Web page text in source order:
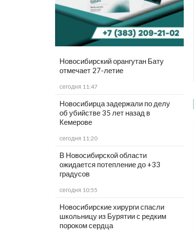
Новосибирский орангутан Бату
отмечает 27-летие
сегодня 11:47
Новосибирца задержали по делу
об убийстве 35 лет назад в
Кемерове
сегодня 11:20
В Новосибирской области
ожидается потепление до +33
градусов
сегодня 10:55
Новосибирские хирурги спасли
школьницу из Бурятии с редким
пороком сердца